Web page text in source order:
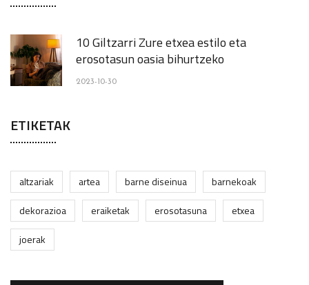
10 Giltzarri Zure etxea estilo eta
erosotasun oasia bihurtzeko
2023-10-30
ETIKETAK
altzariak artea barne diseinua
barnekoak
dekorazioa
eraiketak erosotasuna
etxea
joerak